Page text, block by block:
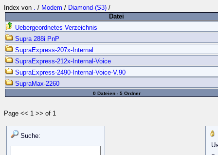
Index von . / Modem / Diamond-(S3) /
Datei
Uebergeordnetes Verzeichnis
Supra 288i PnP
SupraExpress-207x-Internal
SupraExpress-212x-Internal-Voice
SupraExpress-2490-Internal-Voice-V.90
SupraMax-2260
0 Dateien - 5 Ordner
Page << 1 >> of 1
Suche: